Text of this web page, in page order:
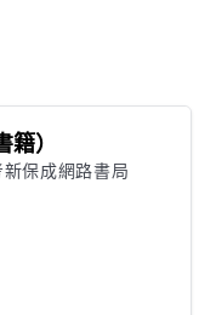
）
保成網路書局